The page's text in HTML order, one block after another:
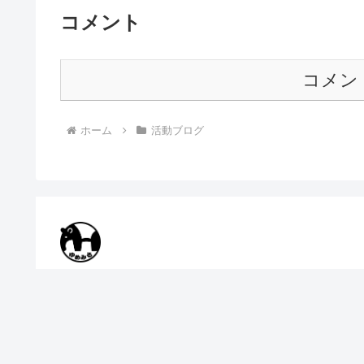
コメント
コメン
ホーム 活動ブログ